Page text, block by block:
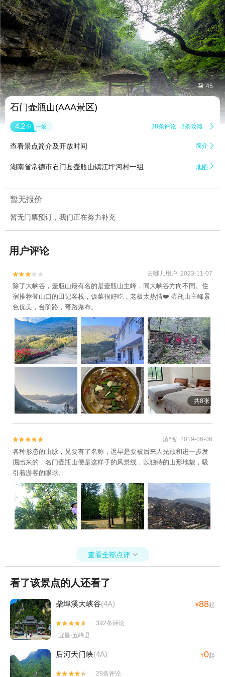
 45
石门壶瓶山(AAA景区)
4.2 分 一般 28条评论 3条攻略 
查看景点简介及开放时间 简介 
湖南省常德市石门县壶瓶山镇江坪河村一组 地图 
暂无报价
暂无门票预订，我们正在努力补充
用户评论

 去哪儿用户 2023-11-07
除了大峡谷，壶瓶山最有名的是壶瓶山主峰，同大峡谷方向不同。住
宿推荐登山口的田记客栈，饭菜很好吃，老板太热情❤️ 壶瓶山主峰景
色优美，台阶路，弯路瀑布。
共8张

 滇*客 2019-06-06
各种形态的山脉，兄要有了名称，迟早是要被后来人光顾和进一步发
掘出来的，名门壶瓶山便是这样子的风景线，以独特的山形地貌，吸
引着游客的眼球。
查看全部点评 
看了该景点的人还看了
柴埠溪大峡谷(4A) ¥88起


392条评论
宜昌·五峰县
后河天门峡(4A) ¥0起

 29条评论
